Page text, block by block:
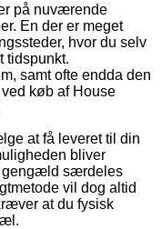
på nuværende
En der er meget
hvor du selv
tidspunkt.
samt ofte endda den
køb af House
at få leveret til din
bliver
gengæld særdeles
vil dog altid
at du fysisk